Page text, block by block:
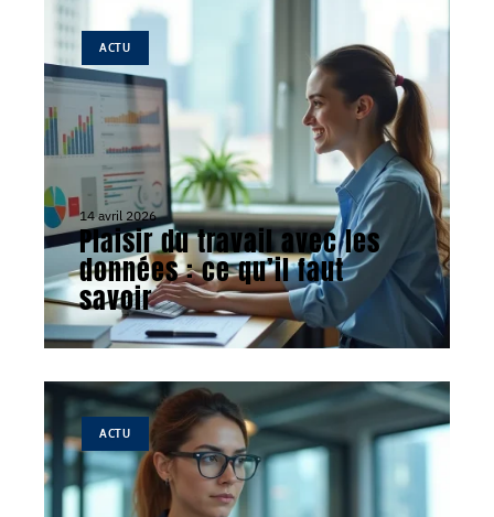
ACTU
14 avril 2026
Plaisir du travail avec les
données : ce qu’il faut
savoir
ACTU